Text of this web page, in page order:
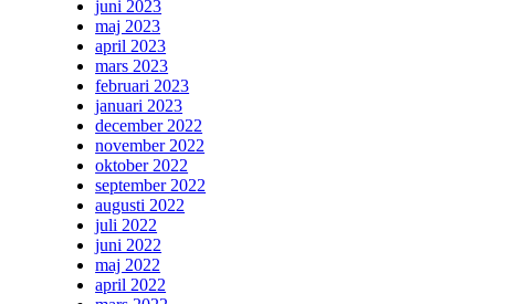
juni 2023
maj 2023
april 2023
mars 2023
februari 2023
januari 2023
december 2022
november 2022
oktober 2022
september 2022
augusti 2022
juli 2022
juni 2022
maj 2022
april 2022